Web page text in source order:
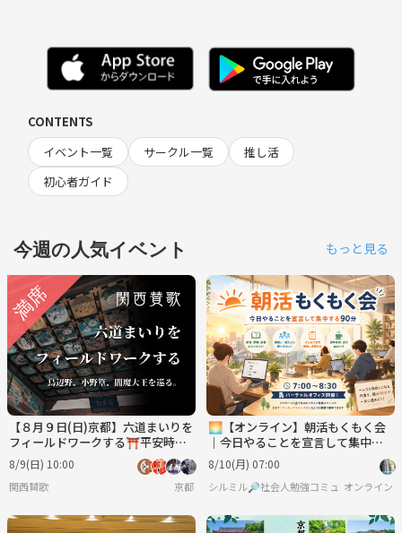
CONTENTS
イベント一覧
サークル一覧
推し活
初心者ガイド
今週の人気イベント もっと見る
【８月９日(日)京都】六道まいりを
フィールドワークする⛩平安時代
の死生観を辿る。
8/9(日) 10:00
関西賛歌 京都
🌅【オンライン】朝活もくもく会
｜今日やることを宣言して集中す
る90分
8/10(月) 07:00
シルミル🔎社会人勉強コミュニティオンライン